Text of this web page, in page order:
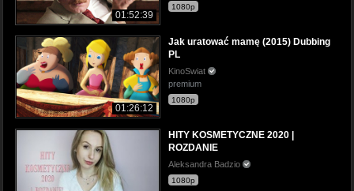
01:52:39
1080p
01:26:12
Jak uratować mamę (2015) Dubbing
PL
KinoSwiat
premium
1080p
HITY KOSMETYCZNE 2020 |
ROZDANIE
Aleksandra Badzio
1080p